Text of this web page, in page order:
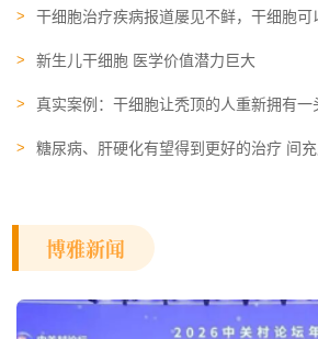
干细胞治疗疾病报道屡见不鲜，干细胞可
新生儿干细胞 医学价值潜力巨大
真实案例：干细胞让秃顶的人重新拥有一
糖尿病、肝硬化有望得到更好的治疗 间
博雅新闻